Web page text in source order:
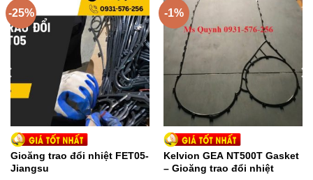
Hastelloy-B, Hastelloy-C
2. Đặc điểm của GEA/Kelvion VT04P/ VT10/ VT20/
VT20P Plate – Tấm trao đổi nhiệt
Hiệu suất trao đổi nhiệt cao – chi phí vận hành thấp
Công suất tùy biến – diện tích truyền nhiệt có thể
được sửa đổi
Dễ dàng lắp đặt – thiết kế nhỏ gọn
-25%
Gioăng trao đổi nhiệt FET05-
Jiangsu
-1%
Kelvion GEA NT500T Gasket
– Gioăng trao đổi nhiệt